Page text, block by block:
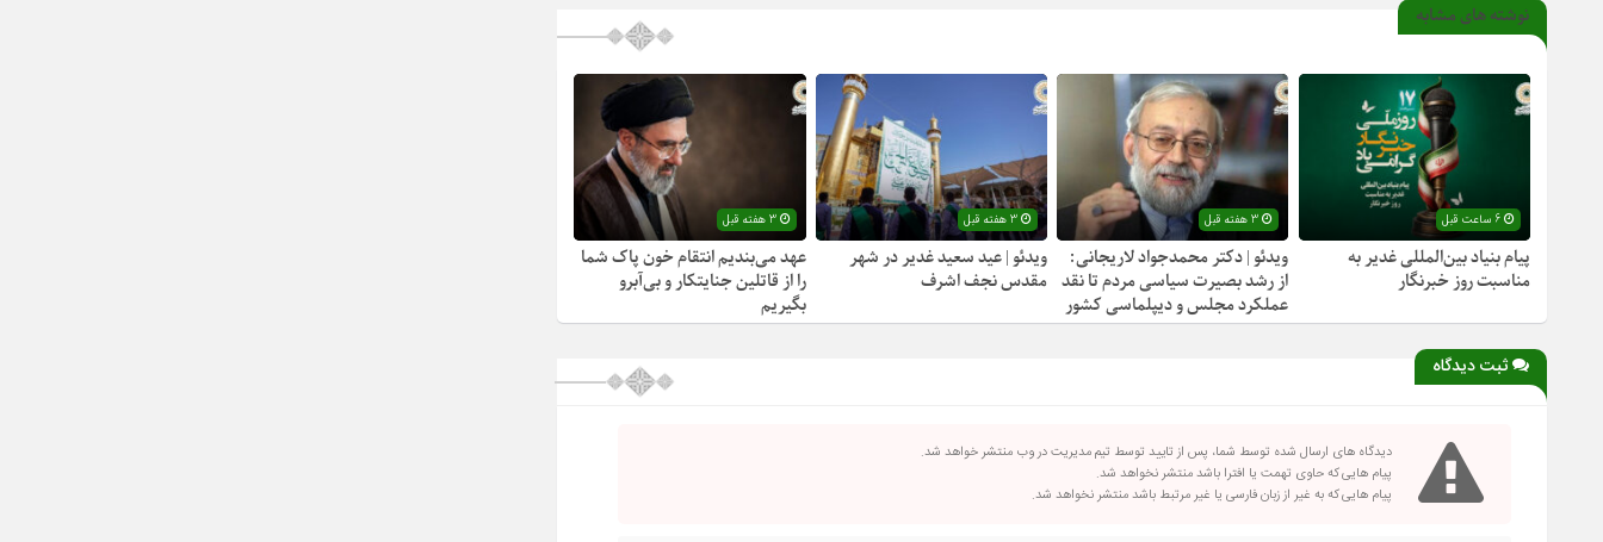
نوشته های مشابه
6 ساعت قبل
پیام بنیاد بین‌المللی غدیر به
مناسبت روز خبرنگار
3 هفته قبل
ویدئو | دکتر محمدجواد لاریجانی:
از رشد بصیرت سیاسی مردم تا نقد
عملکرد مجلس و دیپلماسی کشور
3 هفته قبل
ویدئو | عید سعید غدیر در شهر
مقدس نجف اشرف
3 هفته قبل
عهد می‌بندیم انتقام خون پاک شما
را از قاتلین جنایتکار و بی‌آبرو
بگیریم
ثبت دیدگاه
دیدگاه های ارسال شده توسط شما، پس از تایید توسط تیم مدیریت در وب منتشر خواهد شد.
پیام هایی که حاوی تهمت یا افترا باشد منتشر نخواهد شد.
پیام هایی که به غیر از زبان فارسی یا غیر مرتبط باشد منتشر نخواهد شد.